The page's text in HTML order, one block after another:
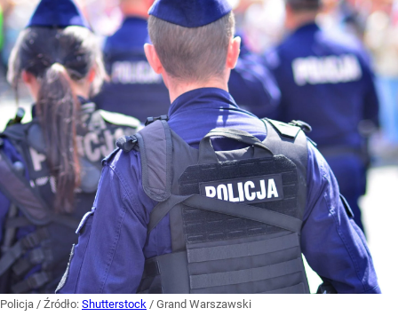
Policja / Źródło: Shutterstock / Grand Warszawski